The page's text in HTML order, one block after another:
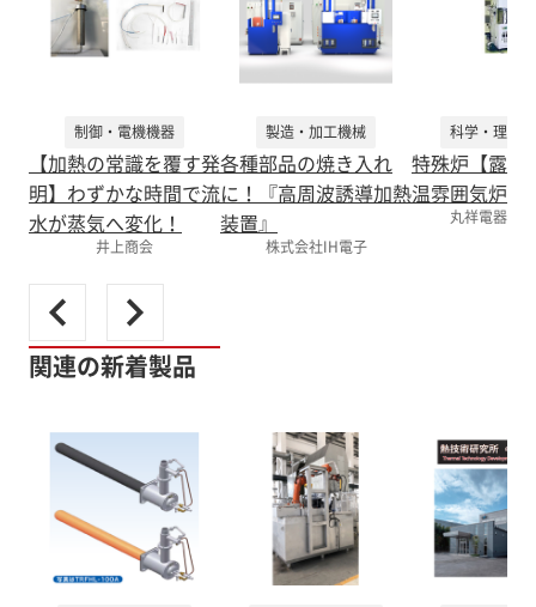
制御・電機機器
【加熱の常識を覆す発
明】わずかな時間で流
水が蒸気へ変化！
井上商会
製造・加工機械
各種部品の焼き入れ
に！『高周波誘導加熱
装置』
株式会社IH電子
科学・理化
特殊炉【露点
温雰囲気炉】
丸祥電器株
関連の新着製品